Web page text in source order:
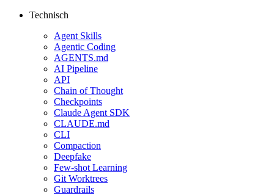
Technisch
Agent Skills
Agentic Coding
AGENTS.md
AI Pipeline
API
Chain of Thought
Checkpoints
Claude Agent SDK
CLAUDE.md
CLI
Compaction
Deepfake
Few-shot Learning
Git Worktrees
Guardrails